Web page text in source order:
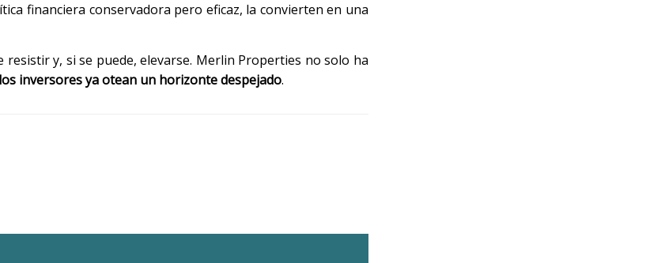
financiera conservadora pero eficaz, la convierten en una
y, si se puede, elevarse. Merlin Properties no solo ha
inversores ya otean un horizonte despejado.